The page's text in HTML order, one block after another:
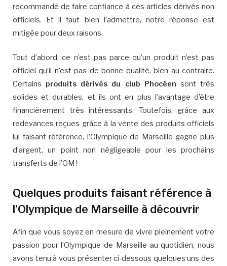
recommandé de faire confiance à ces articles dérivés non
officiels. Et il faut bien l’admettre, notre réponse est
mitigée pour deux raisons.
Tout d’abord, ce n’est pas parce qu’un produit n’est pas
officiel qu’il n’est pas de bonne qualité, bien au contraire.
Certains produits dérivés du club Phocéen sont très
solides et durables, et ils ont en plus l’avantage d’être
financièrement très intéressants. Toutefois, grâce aux
redevances reçues grâce à la vente des produits officiels
lui faisant référence, l’Olympique de Marseille gagne plus
d’argent, un point non négligeable pour les prochains
transferts de l’OM !
Quelques produits faisant référence à
l’Olympique de Marseille à découvrir
Afin que vous soyez en mesure de vivre pleinement votre
passion pour l’Olympique de Marseille au quotidien, nous
avons tenu à vous présenter ci-dessous quelques uns des